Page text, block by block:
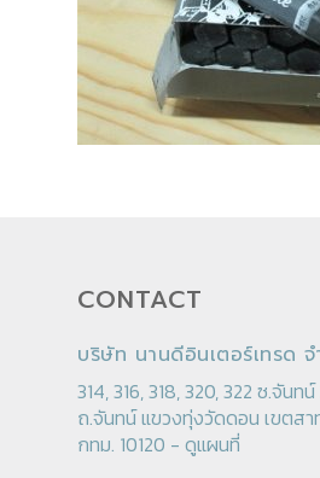
CONTACT
บริษัท นานดีอินเตอร์เทรด
314, 316, 318, 320, 322 ซ.จันทน์
ถ.จันทน์ แขวงทุ่งวัดดอน เขตสา
กทม. 10120 - ดูแผนที่